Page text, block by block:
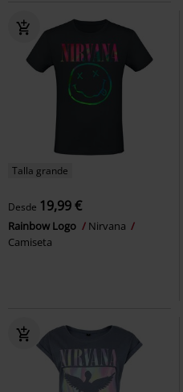
Talla grande
Desde 19,99 €
Rainbow Logo
Nirvana
Camiseta